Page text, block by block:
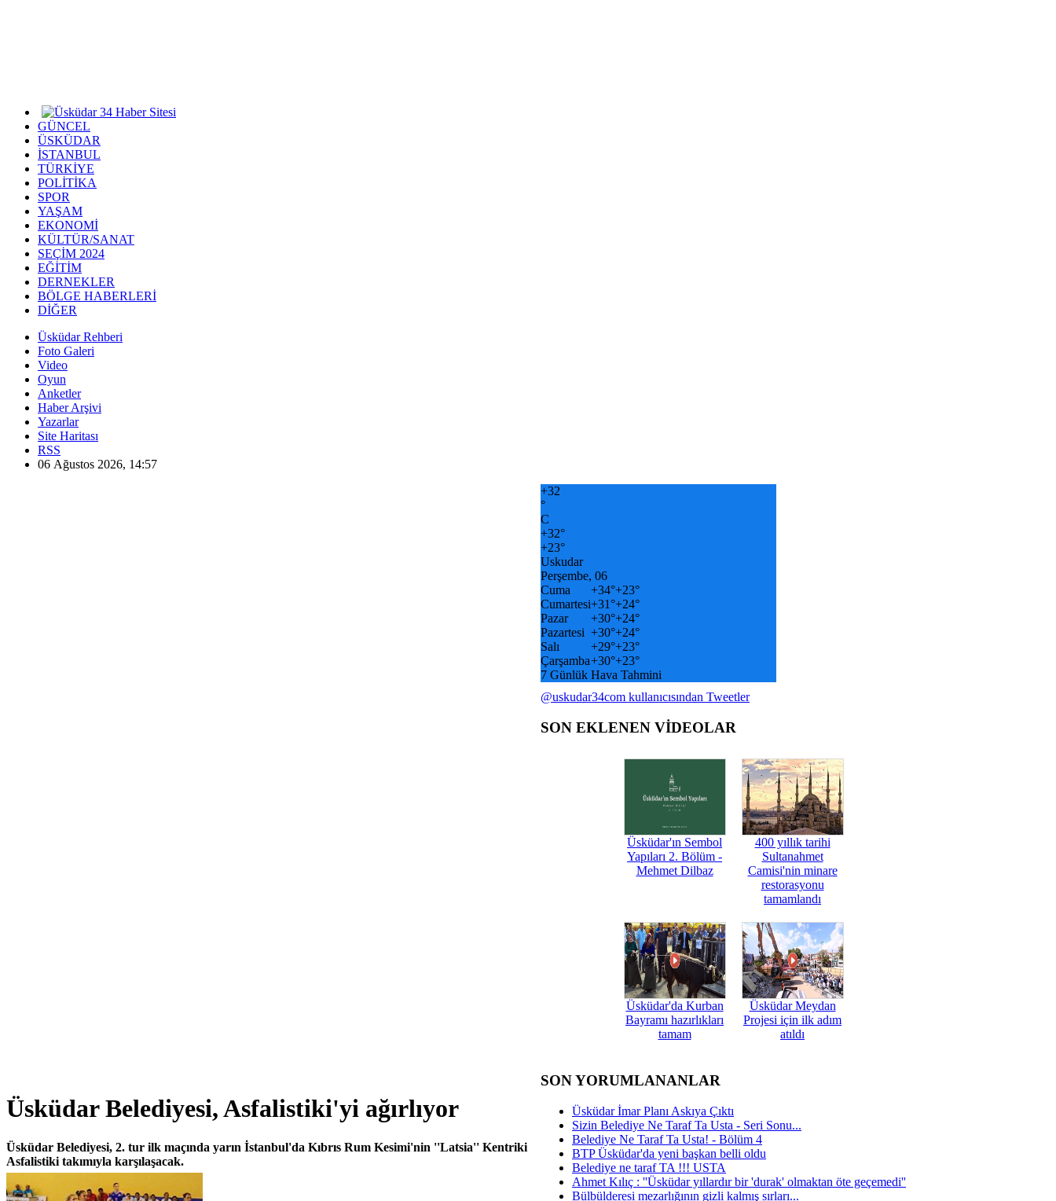
GÜNCEL
ÜSKÜDAR
İSTANBUL
TÜRKİYE
POLİTİKA
SPOR
YAŞAM
EKONOMİ
KÜLTÜR/SANAT
SEÇİM 2024
EĞİTİM
DERNEKLER
BÖLGE HABERLERİ
DİĞER
Üsküdar Rehberi
Foto Galeri
Video
Oyun
Anketler
Haber Arşivi
Yazarlar
Site Haritası
RSS
06 Ağustos 2026, 14:57
Üsküdar Belediyesi, Asfalistiki'yi ağırlıyor
Üsküdar Belediyesi, 2. tur ilk maçında yarın İstanbul'da Kıbrıs Rum Kesimi'nin ''Latsia'' Kentriki
Asfalistiki takımıyla karşılaşacak.
+32
°
C
+32°
+23°
Uskudar
Perşembe, 06
Cuma
+34°+23°
Cumartesi+31°+24°
Pazar
+30°+24°
Pazartesi +30°+24°
Salı
+29°+23°
Çarşamba+30°+23°
7 Günlük Hava Tahmini
@uskudar34com kullanıcısından Tweetler
SON EKLENEN VİDEOLAR
Üsküdar'ın Sembol
Yapıları 2. Bölüm -
Mehmet Dilbaz
400 yıllık tarihi
Sultanahmet
Camisi'nin minare
restorasyonu
tamamlandı
Üsküdar'da Kurban
Bayramı hazırlıkları
tamam
Üsküdar Meydan
Projesi için ilk adım
atıldı
SON YORUMLANANLAR
Üsküdar İmar Planı Askıya Çıktı
Sizin Belediye Ne Taraf Ta Usta - Seri Sonu...
Belediye Ne Taraf Ta Usta! - Bölüm 4
BTP Üsküdar'da yeni başkan belli oldu
Belediye ne taraf TA !!! USTA
Ahmet Kılıç : ''Üsküdar yıllardır bir 'durak' olmaktan öte geçemedi''
Bülbülderesi mezarlığının gizli kalmış sırları...